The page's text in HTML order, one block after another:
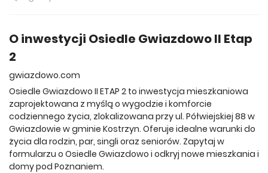
O inwestycji Osiedle Gwiazdowo II Etap
2
gwiazdowo.com
Osiedle Gwiazdowo II ETAP 2 to inwestycja mieszkaniowa
zaprojektowana z myślą o wygodzie i komforcie
codziennego życia, zlokalizowana przy ul. Półwiejskiej 88 w
Gwiazdowie w gminie Kostrzyn. Oferuje idealne warunki do
życia dla rodzin, par, singli oraz seniorów. Zapytaj w
formularzu o Osiedle Gwiazdowo i odkryj nowe mieszkania i
domy pod Poznaniem.